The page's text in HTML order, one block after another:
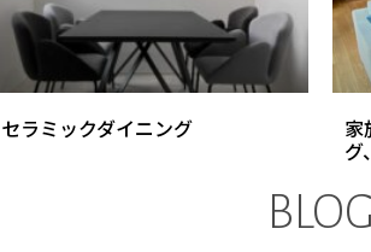
セラミックダイニング 家
グ
BLOG